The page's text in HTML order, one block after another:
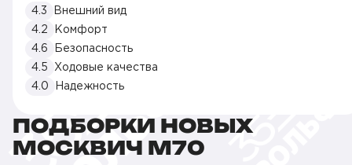
4.3
Внешний вид
4.2
Комфорт
4.6
Безопасность
4.5
Ходовые качества
4.0
Надежность
ПОДБОРКИ НОВЫХ
МОСКВИЧ М70